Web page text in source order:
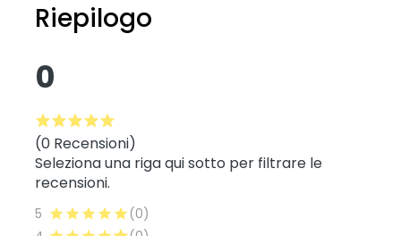
Riepilogo
0
(0 Recensioni)
Seleziona una riga qui sotto per filtrare le
recensioni.
5
(0)